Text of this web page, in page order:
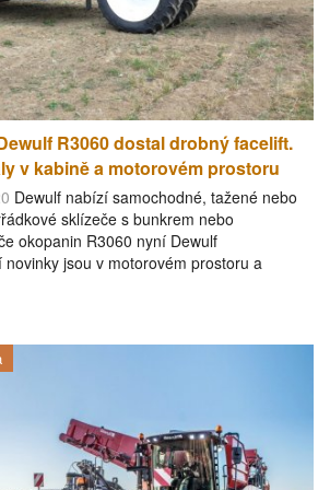
R3060 dostal drobný facelift.
v kabině a motorovém prostoru
Dewulf nabízí samochodné, tažené nebo
sklízeče s bunkrem nebo
okopanin R3060 nyní Dewulf
novinky jsou v motorovém prostoru a